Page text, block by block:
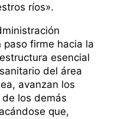
ríos».
paso firme hacia la
esencial
del área
avanzan los
los demás
que,